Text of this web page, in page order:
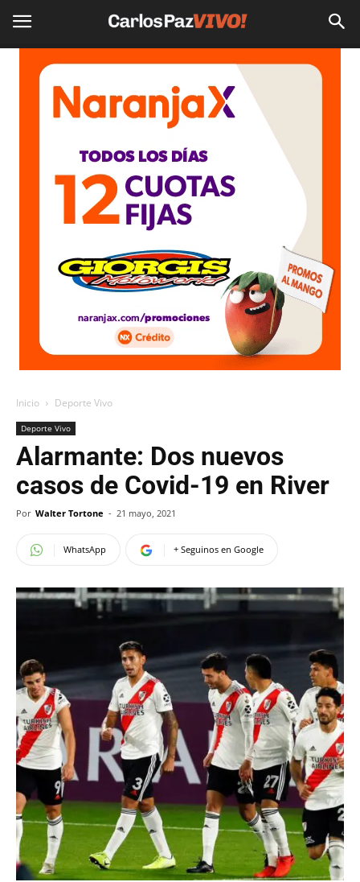
Inicio Deporte Vivo
Deporte Vivo
Alarmante: Dos nuevos
casos de Covid-19 en River
Por Walter Tortone - 21 mayo, 2021
WhatsApp + Seguinos en Google